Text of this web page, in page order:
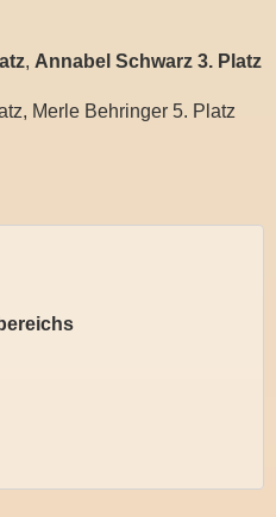
, Annabel Schwarz 3. Platz
Merle Behringer 5. Platz